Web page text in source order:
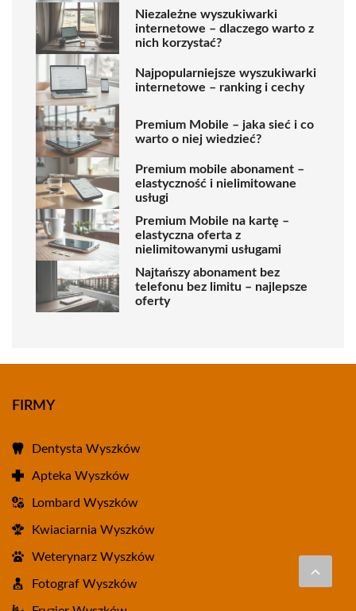
Niezależne wyszukiwarki
internetowe – dlaczego warto z
nich korzystać?
Najpopularniejsze wyszukiwarki
internetowe – ranking i cechy
Premium Mobile – jaka sieć i co
warto o niej wiedzieć?
Premium mobile abonament –
elastyczność i nielimitowane
usługi
Premium Mobile na kartę –
elastyczna oferta z
nielimitowanymi usługami
Najtańszy abonament bez
telefonu bez limitu – najlepsze
oferty
FIRMY
Dentysta Wyszków
Apteka Wyszków
Lombard Wyszków
Kwiaciarnia Wyszków
Weterynarz Wyszków
Fotograf Wyszków